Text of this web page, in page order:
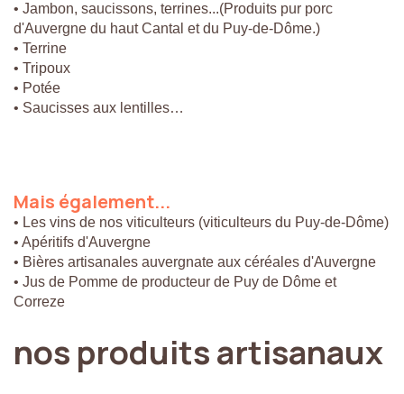
• Jambon, saucissons, terrines...(Produits pur porc
d'Auvergne du haut Cantal et du Puy-de-Dôme.)
• Terrine
• Tripoux
• Potée
• Saucisses aux lentilles…
Mais également...
• Les vins de nos viticulteurs (viticulteurs du Puy-de-Dôme)
• Apéritifs d'Auvergne
• Bières artisanales auvergnate aux céréales d'Auvergne
• Jus de Pomme de producteur de Puy de Dôme et
Correze
nos produitsartisanaux